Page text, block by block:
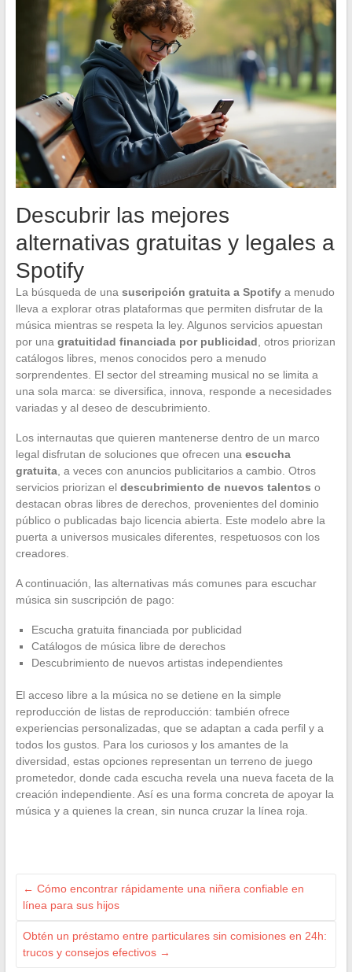
Descubrir las mejores
alternativas gratuitas y legales a
Spotify
La búsqueda de una suscripción gratuita a Spotifya menudo
lleva a explorar otras plataformas que permiten disfrutar de la
música mientras se respeta la ley. Algunos servicios apuestan
por una gratuitidad financiada por publicidad , otros priorizan
catálogos libres, menos conocidos pero a menudo
sorprendentes. El sector del streaming musical no se limita a
una sola marca: se diversifica, innova, responde a necesidades
variadas y al deseo de descubrimiento.
Los internautas que quieren mantenerse dentro de un marco
legal disfrutan de soluciones que ofrecen una escucha
gratuita, a veces con anuncios publicitarios a cambio. Otros
servicios priorizan el descubrimiento de nuevos talentos o
destacan obras libres de derechos, provenientes del dominio
público o publicadas bajo licencia abierta. Este modelo abre la
puerta a universos musicales diferentes, respetuosos con los
creadores.
A continuación, las alternativas más comunes para escuchar
música sin suscripción de pago:
Escucha gratuita financiada por publicidad
Catálogos de música libre de derechos
Descubrimiento de nuevos artistas independientes
El acceso libre a la música no se detiene en la simple
reproducción de listas de reproducción: también ofrece
experiencias personalizadas, que se adaptan a cada perfil y a
todos los gustos. Para los curiosos y los amantes de la
diversidad, estas opciones representan un terreno de juego
prometedor, donde cada escucha revela una nueva faceta de la
creación independiente. Así es una forma concreta de apoyar la
música y a quienes la crean, sin nunca cruzar la línea roja.
← Cómo encontrar rápidamente una niñera confiable en
línea para sus hijos
Obtén un préstamo entre particulares sin comisiones en 24h:
trucos y consejos efectivos →